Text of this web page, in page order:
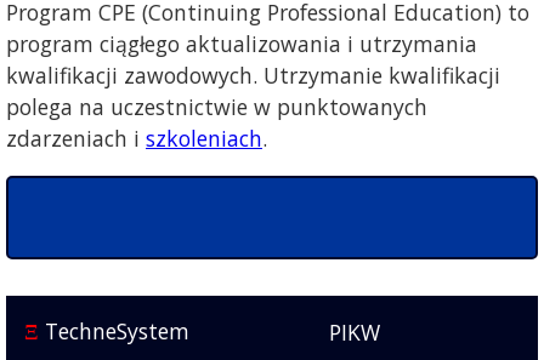
Program CPE (Continuing Professional Education) to
program ciągłego aktualizowania i utrzymania
kwalifikacji zawodowych. Utrzymanie kwalifikacji
polega na uczestnictwie w punktowanych
zdarzeniach i szkoleniach.
Ξ TechneSystem PIKW